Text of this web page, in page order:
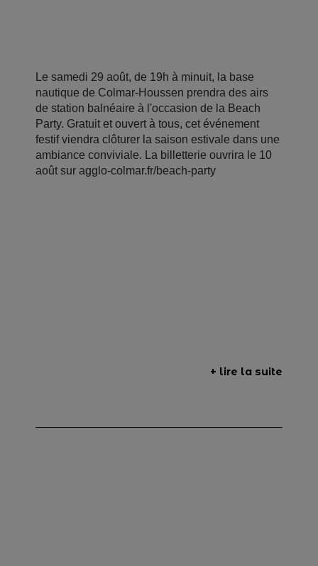
Le samedi 29 août, de 19h à minuit, la base
nautique de Colmar-Houssen prendra des airs
de station balnéaire à l'occasion de la Beach
Party. Gratuit et ouvert à tous, cet événement
festif viendra clôturer la saison estivale dans une
ambiance conviviale. La billetterie ouvrira le 10
août sur agglo-colmar.fr/beach-party
+ lire la suite